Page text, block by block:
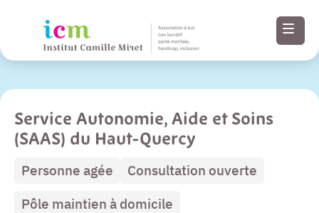
Menu
Paramètres
d’accessibilité
Service Autonomie, Aide et Soins
(SAAS) du Haut-Quercy
Personne agée
Consultation ouverte
Pôle maintien à domicile